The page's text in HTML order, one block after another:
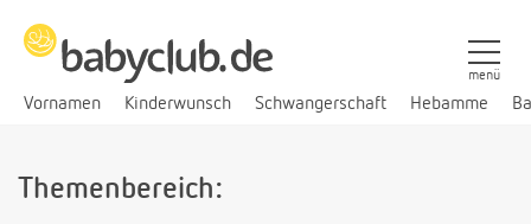
Vornamen Kinderwunsch Schwangerschaft Hebamme
menü
Themenbereich: